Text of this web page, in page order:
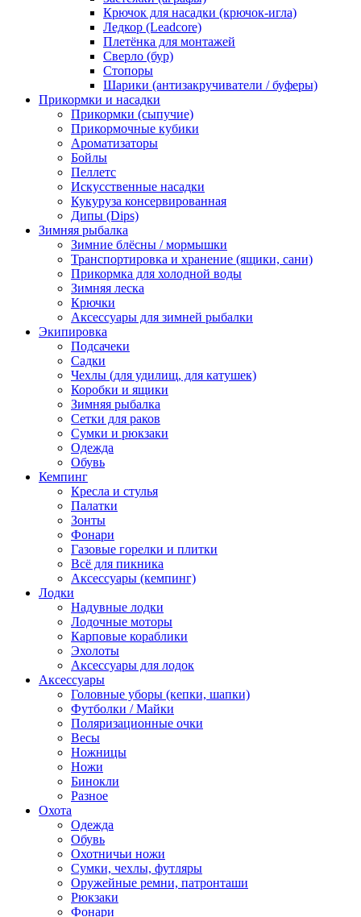
Крючок для насадки (крючок-игла)
Ледкор (Leadcore)
Плетёнка для монтажей
Сверло (бур)
Стопоры
Шарики (антизакручиватели / буферы)
Прикормки и насадки
Прикормки (сыпучие)
Прикормочные кубики
Ароматизаторы
Бойлы
Пеллетс
Искусственные насадки
Кукуруза консервированная
Дипы (Dips)
Зимняя рыбалка
Зимние блёсны / мормышки
Транспортировка и хранение (ящики, сани)
Прикормка для холодной воды
Зимняя леска
Крючки
Аксессуары для зимней рыбалки
Экипировка
Подсачеки
Садки
Чехлы (для удилищ, для катушек)
Коробки и ящики
Зимняя рыбалка
Сетки для раков
Сумки и рюкзаки
Одежда
Обувь
Кемпинг
Кресла и стулья
Палатки
Зонты
Фонари
Газовые горелки и плитки
Всё для пикника
Аксессуары (кемпинг)
Лодки
Надувные лодки
Лодочные моторы
Карповые кораблики
Эхолоты
Аксессуары для лодок
Аксессуары
Головные уборы (кепки, шапки)
Футболки / Майки
Поляризационные очки
Весы
Ножницы
Ножи
Бинокли
Разное
Охота
Одежда
Обувь
Охотничьи ножи
Сумки, чехлы, футляры
Оружейные ремни, патронташи
Рюкзаки
Фонари